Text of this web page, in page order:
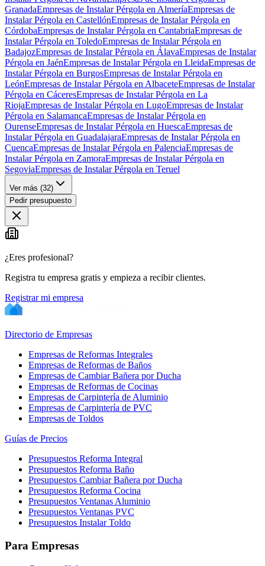
GranadaEmpresas de Instalar Pérgola en AlmeríaEmpresas de
Instalar Pérgola en CastellónEmpresas de Instalar Pérgola en
CórdobaEmpresas de Instalar Pérgola en CantabriaEmpresas de
Instalar Pérgola en ToledoEmpresas de Instalar Pérgola en
BadajozEmpresas de Instalar Pérgola en ÁlavaEmpresas de Instalar
Pérgola en JaénEmpresas de Instalar Pérgola en LleidaEmpresas de
Instalar Pérgola en BurgosEmpresas de Instalar Pérgola en
LeónEmpresas de Instalar Pérgola en AlbaceteEmpresas de Instalar
Pérgola en CáceresEmpresas de Instalar Pérgola en La
RiojaEmpresas de Instalar Pérgola en LugoEmpresas de Instalar
Pérgola en SalamancaEmpresas de Instalar Pérgola en
OurenseEmpresas de Instalar Pérgola en HuescaEmpresas de
Instalar Pérgola en GuadalajaraEmpresas de Instalar Pérgola en
CuencaEmpresas de Instalar Pérgola en PalenciaEmpresas de
Instalar Pérgola en ZamoraEmpresas de Instalar Pérgola en
SegoviaEmpresas de Instalar Pérgola en Teruel
Ver más (32)
Pedir presupuesto
¿Eres profesional?
Registra tu empresa gratis y empieza a recibir clientes.
Registrar mi empresa
Directorio de Empresas
Empresas de Reformas Integrales
Empresas de Reformas de Baños
Empresas de Cambiar Bañera por Ducha
Empresas de Reformas de Cocinas
Empresas de Carpintería de Aluminio
Empresas de Carpintería de PVC
Empresas de Toldos
Guías de Precios
Presupuestos Reforma Integral
Presupuestos Reforma Baño
Presupuestos Cambiar Bañera por Ducha
Presupuestos Reforma Cocina
Presupuestos Ventanas Aluminio
Presupuestos Ventanas PVC
Presupuestos Instalar Toldo
Para Empresas